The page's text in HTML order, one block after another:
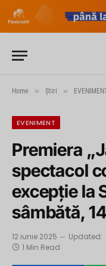
Home » Știri »
EVENIMENT
Premiera
spectacol
excepție la
sâmbătă,
12 iunie 2025 Updated:
1 Min Read